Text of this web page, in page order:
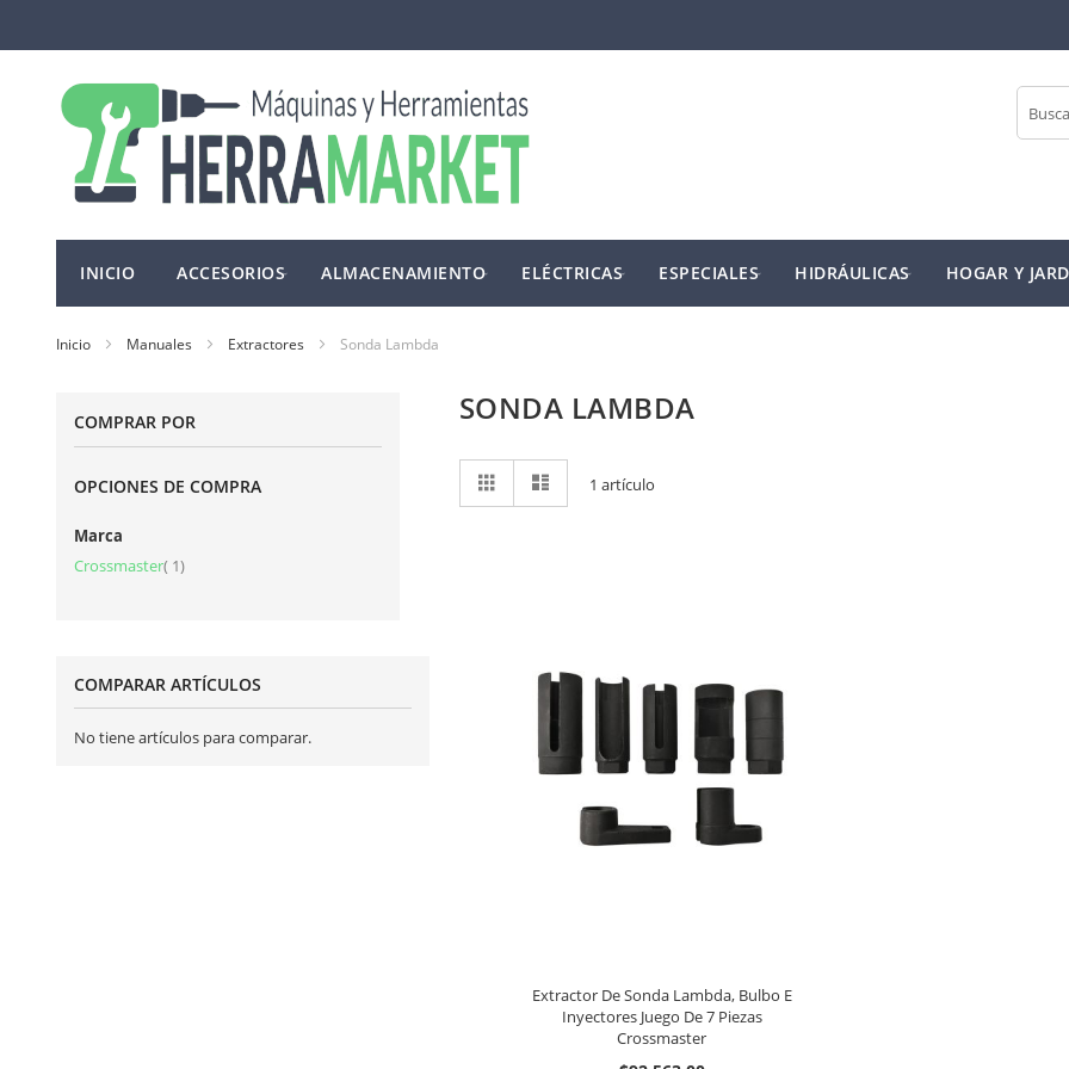
al
Buscar
INICIO ACCESORIOS ALMACENAMIENTO ELÉCTRICAS ESPECIALES HIDRÁULICAS HOGAR Y
Inicio Manuales Extractores Sonda Lambda
SONDA LAMBDA
como
Cuadrícula 1 artículo
Extractor De Sonda Lambda, Bulbo E
Inyectores Juego De 7 Piezas
Crossmaster
COMPRAR POR
OPCIONES DE COMPRA
Marca
Crossmaster 1artículo
COMPARAR ARTÍCULOS
No tiene artículos para comparar.